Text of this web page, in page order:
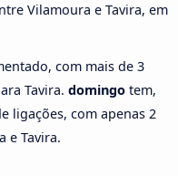
Vilamoura e Tavira, em
com mais de 3
Tavira. domingo tem,
ligações, com apenas 2
e Tavira.